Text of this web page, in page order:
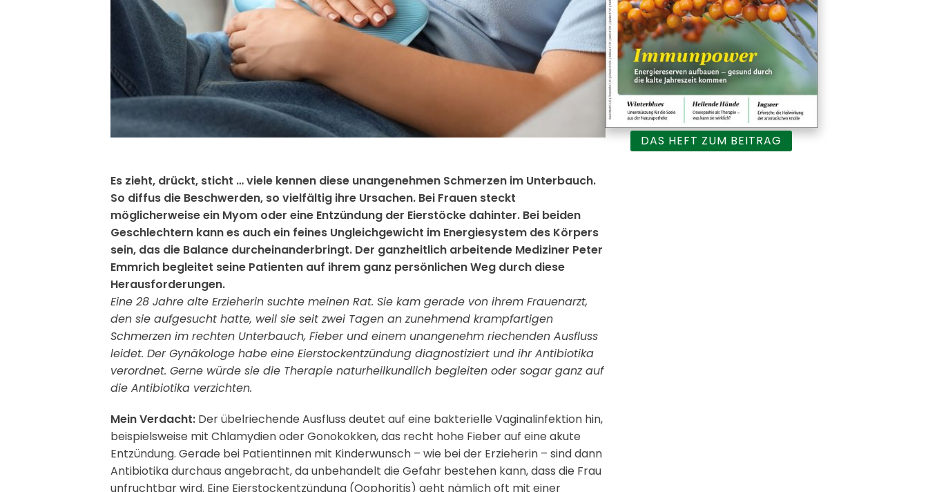
DAS HEFT ZUM BEITRAG
Es zieht, drückt, sticht … viele kennen diese unangenehmen Schmerzen im Unterbauch.
So diffus die Beschwerden, so vielfältig ihre Ursachen. Bei Frauen steckt
möglicherweise ein Myom oder eine Entzündung der Eierstöcke dahinter. Bei beiden
Geschlechtern kann es auch ein feines Ungleichgewicht im Energiesystem des Körpers
sein, das die Balance durcheinanderbringt. Der ganzheitlich arbeitende Mediziner Peter
Emmrich begleitet seine Patienten auf ihrem ganz persönlichen Weg durch diese
Herausforderungen.
Eine 28 Jahre alte Erzieherin suchte meinen Rat. Sie kam gerade von ihrem Frauenarzt,
den sie aufgesucht hatte, weil sie seit zwei Tagen an zunehmend krampfartigen
Schmerzen im rechten Unterbauch, Fieber und einem unangenehm riechenden Ausfluss
leidet. Der Gynäkologe habe eine Eierstockentzündung diagnostiziert und ihr Antibiotika
verordnet. Gerne würde sie die Therapie naturheilkundlich begleiten oder sogar ganz auf
die Antibiotika verzichten.
Mein Verdacht: Der übelriechende Ausfluss deutet auf eine bakterielle Vaginalinfektion hin,
beispielsweise mit Chlamydien oder Gonokokken, das recht hohe Fieber auf eine akute
Entzündung. Gerade bei Patientinnen mit Kinderwunsch – wie bei der Erzieherin – sind dann
Antibiotika durchaus angebracht, da unbehandelt die Gefahr bestehen kann, dass die Frau
unfruchtbar wird. Eine Eierstock­entzündung (Oophoritis) geht nämlich oft mit einer